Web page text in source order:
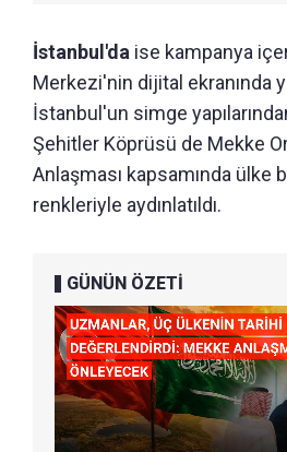
İstanbul'da ise kampanya
Merkezi'nin dijital ekranında
İstanbul'un simge
Şehitler Köprüsü de Mekke
Anlaşması kapsamında ülke
renkleriyle aydınlatıldı.
GÜNÜN ÖZETİ